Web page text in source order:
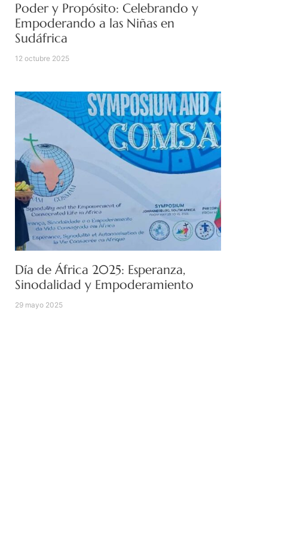
Poder y Propósito: Celebrando y
Empoderando a las Niñas en
Sudáfrica
12 octubre 2025
Día de África 2025: Esperanza,
Sinodalidad y Empoderamiento
29 mayo 2025